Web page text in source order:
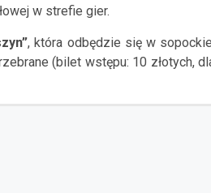
w strefie gier.
, która odbędzie się w
(bilet wstępu: 10 złotych,